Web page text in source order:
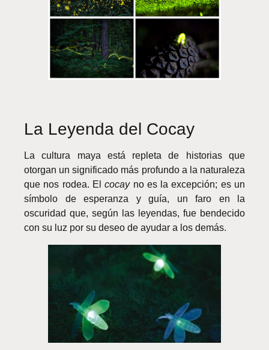
La Leyenda del Cocay
La cultura maya está repleta de historias que
otorgan un significado más profundo a la naturaleza
que nos rodea. Elcocayno es la excepción; es un
símbolo de esperanza y guía, un faro en la
oscuridad que, según las leyendas, fue bendecido
con su luz por su deseo de ayudar a los demás.